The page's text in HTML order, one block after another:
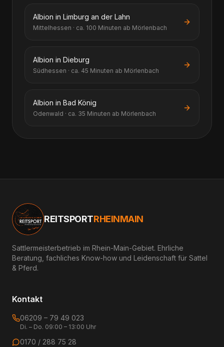
Albion in Limburg an der Lahn
Mittelhessen · ca. 100 Minuten ab Mörlenbach
Albion in Dieburg
Südhessen · ca. 45 Minuten ab Mörlenbach
Albion in Bad König
Odenwald · ca. 35 Minuten ab Mörlenbach
REITSPORTRHEINMAIN
Sattlermeisterbetrieb im Rhein-Main-Gebiet. Ehrliche
Beratung, fachliches Know-how und Leidenschaft für Sattel
& Pferd.
Kontakt
06209 – 79 49 023
Di. – Do. 09:00 – 13:00 Uhr
0170 / 288 75 28